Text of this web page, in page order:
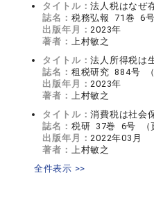
タイトル：法人税はなぜ
誌名： 税務弘報 71巻 6
出版年月：2023年
著者： 上村敏之
タイトル：法人所得税は
誌名： 租税研究 884号 （
出版年月：2023年
著者： 上村敏之
タイトル：消費税は社会
誌名： 税研 37巻 6号 （
出版年月：2022年03月
著者： 上村敏之
全件表示 >>